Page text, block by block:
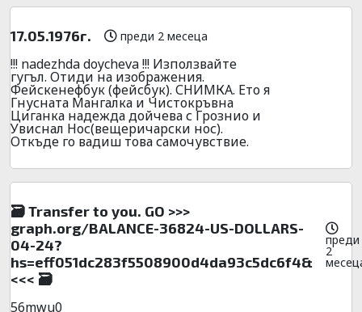
17.05.1976г. преди 2 месеца
!!! nadezhda doycheva !!! Използвайте
гугъл. Отиди на изображения.
Фейскенефбук (фейсбук). СНИМКА. Ето я
Гнусната Мангалка и Чистокръвна
Циганка надежда дойчева с Грознио и
Увиснал Нос(вещеричарски нос).
Откъде го вадиш това самочувствие.
🗃 Transfer to you. GO >>>
graph.org/BALANCE-36824-US-DOLLARS-
04-24?
hs=eff051dc283f5508900d4da93c5dc6f4&
<<< 🗃
преди
2
56mwu0